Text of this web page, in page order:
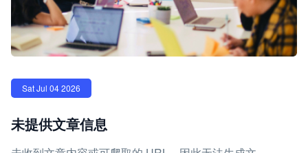
Sat Jul 04 2026
未提供文章信息